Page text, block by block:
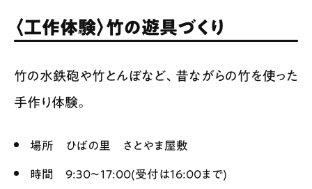
〈工作体験〉竹の遊具づくり
竹の水鉄砲や竹とんぼなど、昔ながらの竹を使った
手作り体験。
場所 ひばの里 さとやま屋敷
時間 9:30〜17:00(受付は16:00まで)